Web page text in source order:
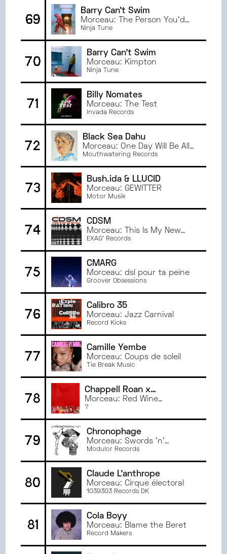
69
Barry Can't Swim
Morceau: The Person You’d
Like To Be
Ninja Tune
70
Barry Can't Swim
Morceau: Kimpton
Ninja Tune
71
Billy Nomates
Morceau: The Test
Invada Records
72
Black Sea Dahu
Morceau: One Day Will Be All I
Have
Mouthwatering Records
73
Bush.ida & LLUCID
Morceau: GEWITTER
Motor Musik
74
CDSM
Morceau: This Is My New
Hell
EXAG' Records
75
CMARG
Morceau: dsl pour ta peine
Groover Obsessions
76
Calibro 35
Morceau: Jazz Carnival
Record Kicks
77
Camille Yembe
Morceau: Coups de soleil
Tie Break Music
78
Chappell Roan x
PeaceRussie
Morceau: Red Wine
Supanova
?
79
Chronophage
Morceau: Swords 'n'
Sandals
Modulor Records
80
Claude L'anthrope
Morceau: Cirque électoral
1039303 Records DK
81
Cola Boyy
Morceau: Blame the Beret
Record Makers